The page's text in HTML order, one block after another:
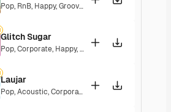
Pop, RnB, Happy,Groovy , Soulful Upbeat
Glitch Sugar
Pop,Corporate, Happy,Groovy Upbeat
Laujar
Pop,Acoustic,Corporate Happy ,Hopeful